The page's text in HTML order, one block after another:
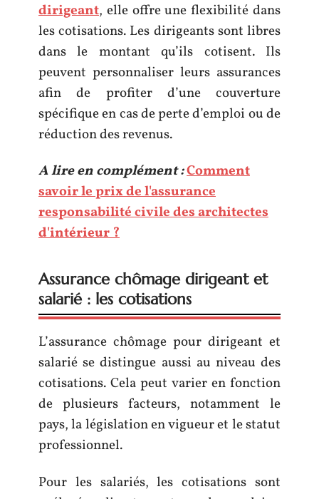
dirigeant, elle offre une flexibilité dans
les cotisations. Les dirigeants sont libres
dans le montant qu’ils cotisent. Ils
peuvent personnaliser leurs assurances
afin de profiter d’une couverture
spécifique en cas de perte d’emploi ou de
réduction des revenus.
A lire en complément :Comment
savoir le prix de l'assurance
responsabilité civile des architectes
d'intérieur ?
Assurance chômage dirigeant et
salarié : les cotisations
L’assurance chômage pour dirigeant et
salarié se distingue aussi au niveau des
cotisations. Cela peut varier en fonction
de plusieurs facteurs, notamment le
pays, la législation en vigueur et le statut
professionnel.
Pour les salariés, les cotisations sont